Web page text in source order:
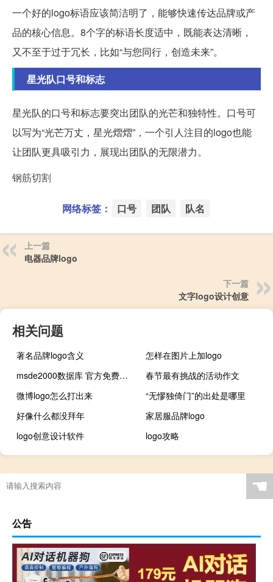
一个好的logo标语应该简洁明了，能够快速传达品牌或产
品的核心信息。8个字的标语长度适中，既能表达清晰，
又不至于过于冗长，比如“与您同行，创造未来”。
星光队口号和标志
星光队的口号和标志要突出团队的光芒和独特性。口号可
以写为“光芒万丈，星光熠熠”，一个引人注目的logo也能
让团队更具吸引力，展现出团队的无限潜力。
钢筋切割
网络标签： 口号 团队 队名
上一篇
电器品牌logo
下一篇
文字logo设计创意
相关问题
著名品牌logo含义
怎样在图片上加logo
msde2000数据库 官方免费版（msde2000数据库 官方免费版功能简介）
春节最有挑战的活动作文
微博logo怎么打出来
“无憀独倚门”的出处是哪里
好像什么都没拜年
家居服品牌logo
logo创意设计软件
logo攻略
☚
公告